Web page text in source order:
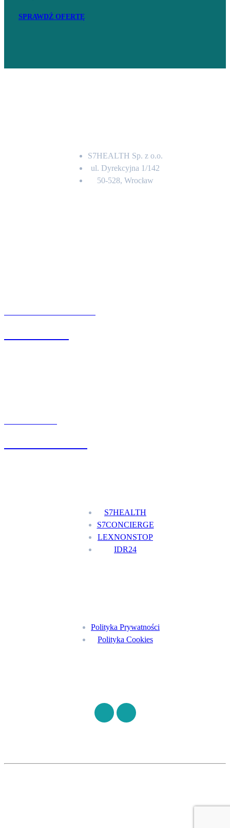
SPRAWDŹ OFERTĘ
S7HEALTH Sp. z o.o.
ul. Dyrekcyjna 1/142
50-528, Wrocław
S7HEALTH
S7CONCIERGE
LEXNONSTOP
IDR24
Polityka Prywatności
Polityka Cookies